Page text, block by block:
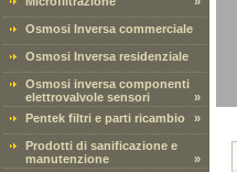
Osmosi Inversa commerciale
Osmosi Inversa residenziale
Osmosi inversa componenti
elettrovalvole sensori
»
Pentek filtri e parti ricambio
»
Prodotti di sanificazione e
manutenzione
»